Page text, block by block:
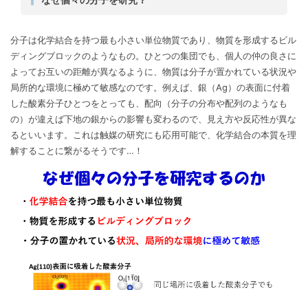
分子は化学結合を持つ最も小さい単位物質であり、物質を形成するビル
ディングブロックのようなもの。ひとつの集団でも、個人の仲の良さに
よってお互いの距離が異なるように、物質は分子が置かれている状況や
局所的な環境に極めて敏感なのです。例えば、銀（Ag）の表面に付着
した酸素分子ひとつをとっても、配向（分子の分布や配列のようなも
の）が違えば下地の銀からの影響も変わるので、見え方や反応性が異な
るといいます。これは触媒の研究にも応用可能で、化学結合の本質を理
解することに繋がるそうです…！